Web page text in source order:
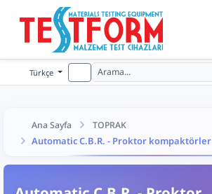
Türkçe
Ana Sayfa TOPRAK
Automatic C.B.R. - Proktor kompaktörler